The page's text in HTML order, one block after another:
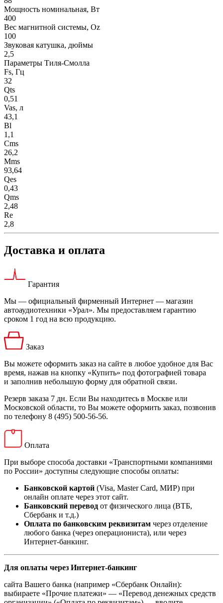
Мощность номинальная, Вт
400
Вес магнитной системы, Oz
100
Звуковая катушка, дюймы
2,5
Параметры Тиля-Смолла
Fs, Гц
32
Qts
0,51
Vas, л
43,1
Bl
1,1
Cms
26,2
Mms
93,64
Qes
0,43
Qms
2,48
Re
2,8
Доставка и оплата
Гарантия
Мы — официальный фирменный Интернет — магазин
автоаудиотехники «Урал». Мы предоставляем гарантию
сроком 1 год на всю продукцию.
Заказ
Вы можете оформить заказ на сайте в любое удобное для Вас
время, нажав на кнопку «Купить» под фотографией товара
и заполнив небольшую форму для обратной связи.
Резерв заказа 7 дн. Если Вы находитесь в Москве или
Московской области, то Вы можете оформить заказ, позвонив
по телефону 8 (495) 500-56-56.
Оплата
При выборе способа доставки «Транспортными компаниями
по России» доступны следующие способы оплаты:
Банковской картой (Visa, Master Card, МИР) при
онлайн оплате через этот сайт.
Банковский перевод от физического лица (ВТБ,
Сбербанк и т.д.)
Оплата по банковским реквизитам через отделение
любого банка (через операциониста), или через
Интернет-банкинг.
Для оплаты через Интернет-банкинг
сайта Вашего банка (например «Сбербанк Онлайн):
выбираете «Прочие платежи» — «Перевод денежных средств